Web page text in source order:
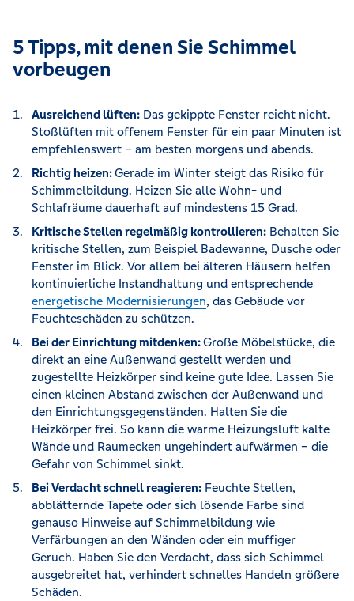
5 Tipps, mit denen Sie Schimmel
vorbeugen
Ausreichend lüften: Das gekippte Fenster reicht nicht.
Stoßlüften mit offenem Fenster für ein paar Minuten ist
empfehlenswert – am besten morgens und abends.
Richtig heizen:Gerade im Winter steigt das Risiko für
Schimmelbildung. Heizen Sie alle Wohn- und
Schlafräume dauerhaft auf mindestens 15 Grad.
Kritische Stellen regelmäßig kontrollieren: Behalten Sie
kritische Stellen, zum Beispiel Badewanne, Dusche oder
Fenster im Blick. Vor allem bei älteren Häusern helfen
kontinuierliche Instandhaltung und entsprechende
energetische Modernisierungen, das Gebäude vor
Feuchteschäden zu schützen.
Bei der Einrichtung mitdenken:Große Möbelstücke, die
direkt an eine Außenwand gestellt werden und
zugestellte Heizkörper sind keine gute Idee. Lassen Sie
einen kleinen Abstand zwischen der Außenwand und
den Einrichtungsgegenständen. Halten Sie die
Heizkörper frei. So kann die warme Heizungsluft kalte
Wände und Raumecken ungehindert aufwärmen – die
Gefahr von Schimmel sinkt.
Bei Verdacht schnell reagieren: Feuchte Stellen,
abblätternde Tapete oder sich lösende Farbe sind
genauso Hinweise auf Schimmelbildung wie
Verfärbungen an den Wänden oder ein muffiger
Geruch. Haben Sie den Verdacht, dass sich Schimmel
ausgebreitet hat, verhindert schnelles Handeln größere
Schäden.